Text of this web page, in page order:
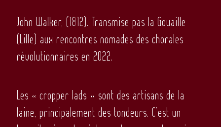
John Walker, (1812). Transmise pas la Gouaille
(Lille) aux rencontres nomades des chorales
révolutionnaires en 2022.
Les « cropper lads » sont des artisans de la
laine, principalement des tondeurs. C’est un